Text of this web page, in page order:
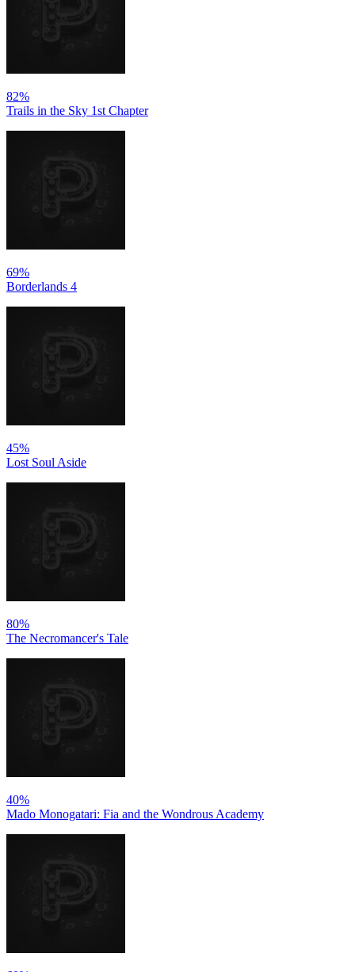
82%
Trails in the Sky 1st Chapter
69%
Borderlands 4
45%
Lost Soul Aside
80%
The Necromancer's Tale
40%
Mado Monogatari: Fia and the Wondrous Academy